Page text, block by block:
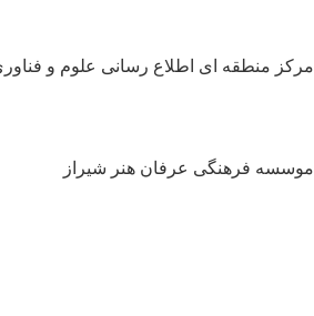
منطقه ای اطلاع رسانی علوم و فناوری
فرهنگی عرفان هنر شیراز